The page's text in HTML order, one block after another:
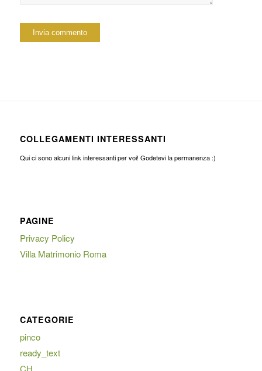
COLLEGAMENTI INTERESSANTI
Qui ci sono alcuni link interessanti per voi! Godetevi la permanenza :)
PAGINE
Privacy Policy
Villa Matrimonio Roma
CATEGORIE
pinco
ready_text
CH